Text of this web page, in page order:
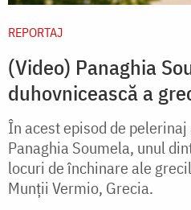
REPORTAJ
(Video) Panaghia
duhovnicească a
În acest episod de
Panaghia Soumela, unul
locuri de închinare ale
Munții Vermio, Grecia.